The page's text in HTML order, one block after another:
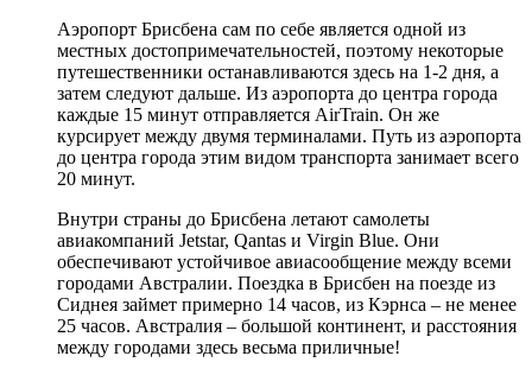
Аэропорт Брисбена сам по себе является одной из
местных достопримечательностей, поэтому некоторые
путешественники останавливаются здесь на 1-2 дня, а
затем следуют дальше. Из аэропорта до центра города
каждые 15 минут отправляется AirTrain. Он же
курсирует между двумя терминалами. Путь из аэропорта
до центра города этим видом транспорта занимает всего
20 минут.
Внутри страны до Брисбена летают самолеты
авиакомпаний Jetstar, Qantas и Virgin Blue. Они
обеспечивают устойчивое авиасообщение между всеми
городами Австралии. Поездка в Брисбен на поезде из
Сиднея займет примерно 14 часов, из Кэрнса – не менее
25 часов. Австралия – большой континент, и расстояния
между городами здесь весьма приличные!